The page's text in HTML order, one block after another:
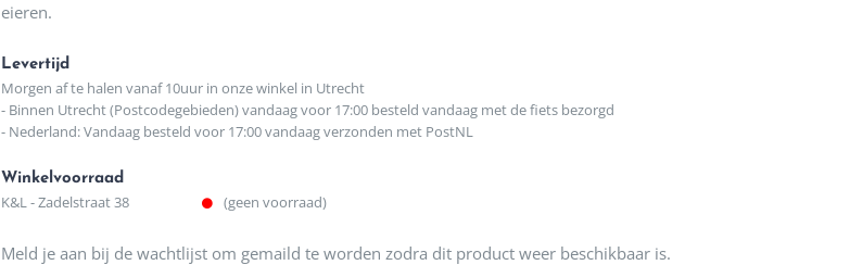
eieren.
Levertijd
Morgen af te halen vanaf 10uur in onze winkel in Utrecht
- Binnen Utrecht (Postcodegebieden) vandaag voor 17:00 besteld vandaag met de fiets bezorgd
- Nederland: Vandaag besteld voor 17:00 vandaag verzonden met PostNL
Winkelvoorraad
K&L - Zadelstraat 38 (geen voorraad)
Meld je aan bij de wachtlijst om gemaild te worden zodra dit product weer beschikbaar is.